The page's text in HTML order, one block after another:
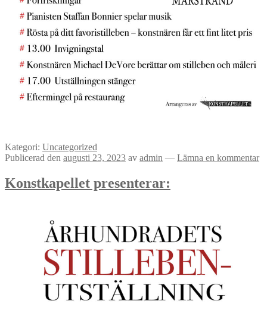
Kategori: Uncategorized
Publicerad den augusti 23, 2023 av admin — Lämna en kommentar
Konstkapellet presenterar: